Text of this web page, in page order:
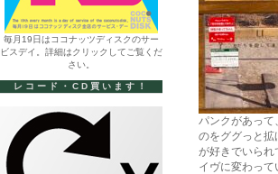
パンクがあって
のをググっと拡
が好きでいられ
イヴに変わっ
毎月19日はココナッツディスクのサー
ビスデイ。詳細はクリックしてご覧くだ
さい。
レコード・CD買います！